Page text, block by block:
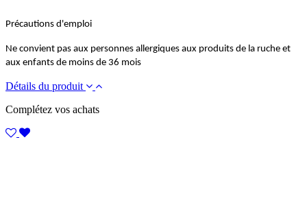
Précautions d'emploi
Ne convient pas aux personnes allergiques aux produits de la ruche et
aux enfants de moins de 36 mois
Détails du produit
Complétez vos achats